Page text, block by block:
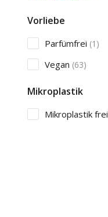
Vorliebe
Parfümfrei (1)
Vegan (63)
Mikroplastik
Mikroplastik frei